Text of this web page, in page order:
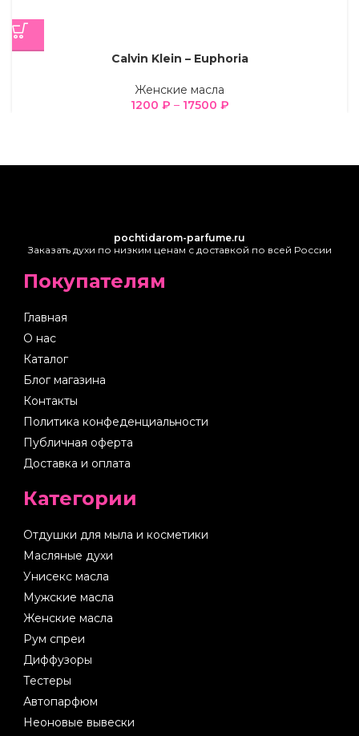
Calvin Klein – Euphoria
Женские масла
1200 ₽ – 17500 ₽
pochtidarom-parfume.ru
Заказать духи по низким ценам с доставкой по всей России
Покупателям
Главная
О нас
Каталог
Блог магазина
Контакты
Политика конфеденциальности
Публичная оферта
Доставка и оплата
Категории
Отдушки для мыла и косметики
Масляные духи
Унисекс масла
Мужские масла
Женские масла
Рум спреи
Диффузоры
Тестеры
Автопарфюм
Неоновые вывески